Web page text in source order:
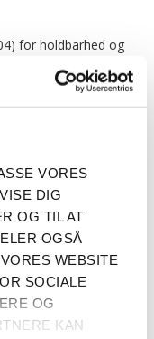
VORES
DIG
OG TIL AT
OGSÅ
WEBSITE
SOCIALE
OG
KAN
for holdbarhed og
under måltiderne.